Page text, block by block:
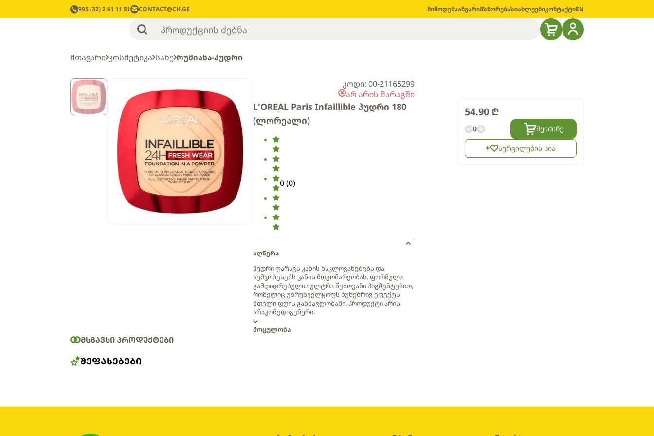
995 (32) 2 61 11 51 CONTACT@CH.GE მიწოდებაანგარიშსწორებასიახლეებიკონტაქტიEN
მთავარი კოსმეტიკა სახე რუმიანა-პუდრი
კოდი: 00-21165299
არ არის მარაგში
L'OREAL Paris Infaillible პუდრი 180
(ლორეალი)
0(0)
აღწერა
პუდრი ფარავს კანის ნაკლოვანებებს და
აუმჯობესებს კანის მდგომარეობას. ფორმულა
გამდიდრებულია ულტრა წებოვანი პიგმენტებით,
რომელიც უზრუნველყოფს ბუნებრივ ეფექტს
მთელი დღის განმავლობაში. პროდუქტი არის
არაკომედიგენური.
მოცულობა
ᲛᲡᲒᲐᲕᲡᲘ ᲞᲠᲝᲓᲣᲥᲢᲔᲑᲘ
ᲨᲔᲤᲐᲡᲔᲑᲔᲑᲘ
54.90₾
0 შეიძინე
სურვილების სია